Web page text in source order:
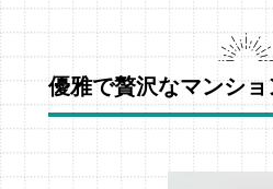
優雅で贅沢なマンシ